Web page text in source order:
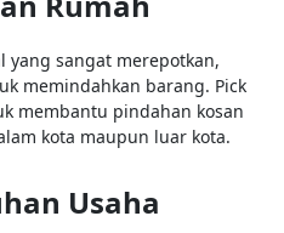
yang sangat merepotkan,
memindahkan barang. Pick
membantu pindahan kosan
kota maupun luar kota.
Usaha